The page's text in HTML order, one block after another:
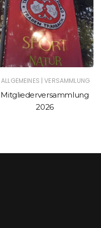
ALLGEMEINES | VERSAMMLUNG
Mitgliederversammlung
2026